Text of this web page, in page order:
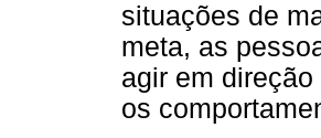
situações de
meta, as
agir em
os